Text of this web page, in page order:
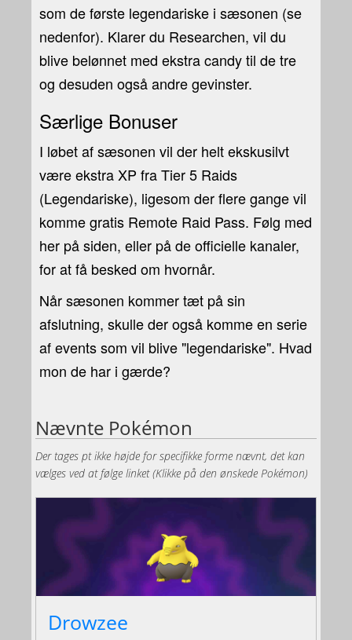
som de første legendariske i sæsonen (se
nedenfor). Klarer du Researchen, vil du
blive belønnet med ekstra candy til de tre
og desuden også andre gevinster.
Særlige Bonuser
I løbet af sæsonen vil der helt ekskusilvt
være ekstra XP fra Tier 5 Raids
(Legendariske), ligesom der flere gange vil
komme gratis Remote Raid Pass. Følg med
her på siden, eller på de officielle kanaler,
for at få besked om hvornår.
Når sæsonen kommer tæt på sin
afslutning, skulle der også komme en serie
af events som vil blive "legendariske". Hvad
mon de har i gærde?
Nævnte Pokémon
Der tages pt ikke højde for specifikke forme nævnt, det kan
vælges ved at følge linket (Klikke på den ønskede Pokémon)
Drowzee